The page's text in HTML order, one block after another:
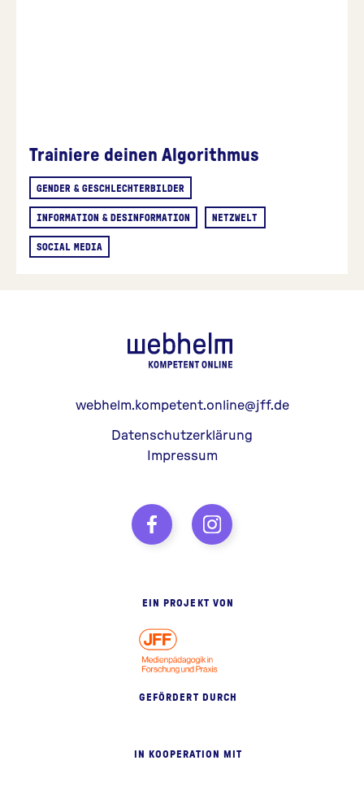
Trainiere deinen Algorithmus
GENDER & GESCHLECHTERBILDER
INFORMATION & DESINFORMATION NETZWELT
SOCIAL MEDIA
webhelm.kompetent.online@jff.de
Datenschutzerklärung
Impressum
EIN PROJEKT VON
GEFÖRDERT DURCH
IN KOOPERATION MIT